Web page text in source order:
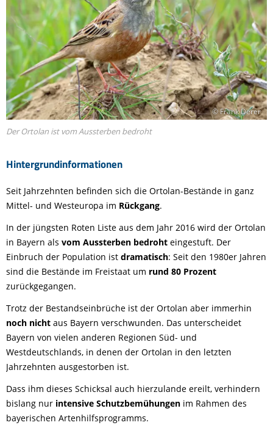
Hintergrundinformationen
© Frank Derer
Der Ortolan ist vom Aussterben bedroht
Seit Jahrzehnten befinden sich die Ortolan-Bestände in ganz
Mittel- und Westeuropa im Rückgang.
In der jüngsten Roten Liste aus dem Jahr 2016 wird der Ortolan
in Bayern als vom Aussterben bedroht eingestuft. Der
Einbruch der Population ist dramatisch: Seit den 1980er Jahren
sind die Bestände im Freistaat um rund 80 Prozent
zurückgegangen.
Trotz der Bestandseinbrüche ist der Ortolan aber immerhin
noch nicht aus Bayern verschwunden. Das unterscheidet
Bayern von vielen anderen Regionen Süd- und
Westdeutschlands, in denen der Ortolan in den letzten
Jahrzehnten ausgestorben ist.
Dass ihm dieses Schicksal auch hierzulande ereilt, verhindern
bislang nur intensive Schutzbemühungen im Rahmen des
bayerischen Artenhilfsprogramms.